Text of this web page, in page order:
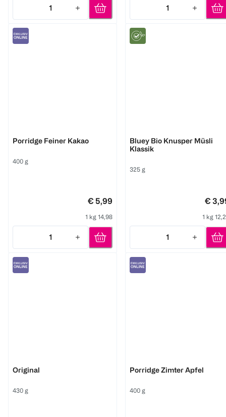
1
Quantity: 1
1
Quantity: 1
Porridge Feiner Kakao
400 g
€ 5,99
1 kg 14,98
1
Quantity: 1
Bluey Bio Knusper Müsli
Klassik
325 g
€
1 kg
1
Quantity: 1
Original
430 g
Porridge Zimter Apfel
400 g